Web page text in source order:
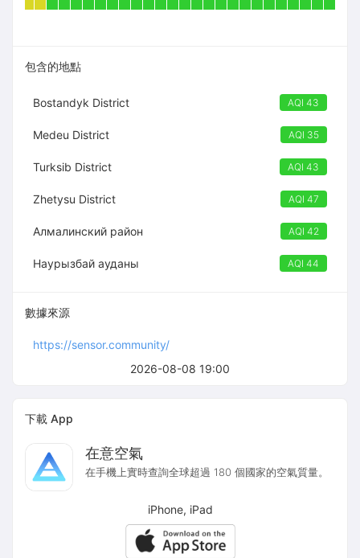
2026-08-08 19:00
包含的地點
Bostandyk District AQI 43
Medeu District AQI 35
Turksib District AQI 43
Zhetysu District AQI 47
Алмалинский район AQI 42
Наурызбай ауданы AQI 44
數據來源
https://sensor.community/
下載 App
在意空氣
在手機上實時查詢全球超過 180 個國家的空氣質量。
iPhone, iPad